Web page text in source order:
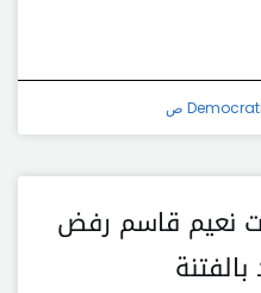
نعيم قاسم رفض